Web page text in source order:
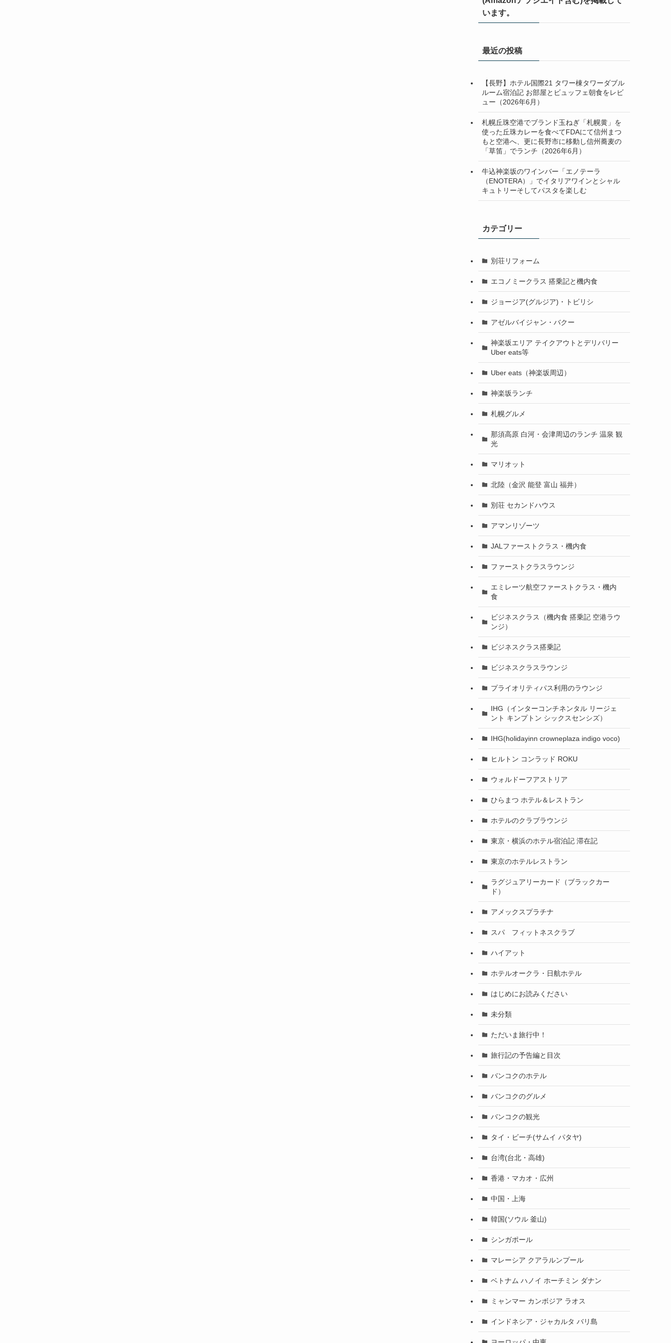
います。
最近の投稿
【長野】ホテル国際21 タワー棟タワーダブル
ルーム宿泊記 お部屋とビュッフェ朝食をレビ
ュー（2026年6月）
札幌丘珠空港でブランド玉ねぎ「札幌黄」を
使った丘珠カレーを食べてFDAにて信州まつ
もと空港へ、更に長野市に移動し信州蕎麦の
「草笛」でランチ（2026年6月）
牛込神楽坂のワインバー「エノテーラ
（ENOTERA）」でイタリアワインとシャル
キュトリーそしてパスタを楽しむ
カテゴリー
別荘リフォーム
エコノミークラス 搭乗記と機内食
ジョージア(グルジア)・トビリシ
アゼルバイジャン・バクー
神楽坂エリア テイクアウトとデリバリー
Uber eats等
Uber eats（神楽坂周辺）
神楽坂ランチ
札幌グルメ
那須高原 白河・会津周辺のランチ 温泉 観
光
マリオット
北陸（金沢 能登 富山 福井）
別荘 セカンドハウス
アマンリゾーツ
JALファーストクラス・機内食
ファーストクラスラウンジ
エミレーツ航空ファーストクラス・機内
食
ビジネスクラス（機内食 搭乗記 空港ラウ
ンジ）
ビジネスクラス搭乗記
ビジネスクラスラウンジ
プライオリティパス利用のラウンジ
IHG（インターコンチネンタル リージェ
ント キンプトン シックスセンシズ）
IHG(holidayinn crowneplaza indigo voco)
ヒルトン コンラッド ROKU
ウォルドーフアストリア
ひらまつ ホテル＆レストラン
ホテルのクラブラウンジ
東京・横浜のホテル宿泊記 滞在記
東京のホテルレストラン
ラグジュアリーカード（ブラックカー
ド）
アメックスプラチナ
スパ フィットネスクラブ
ハイアット
ホテルオークラ・日航ホテル
はじめにお読みください
未分類
ただいま旅行中！
旅行記の予告編と目次
バンコクのホテル
バンコクのグルメ
バンコクの観光
タイ・ビーチ(サムイ パタヤ)
台湾(台北・高雄)
香港・マカオ・広州
中国・上海
韓国(ソウル 釜山)
シンガポール
マレーシア クアラルンプール
ベトナム ハノイ ホーチミン ダナン
ミャンマー カンボジア ラオス
インドネシア・ジャカルタ バリ島